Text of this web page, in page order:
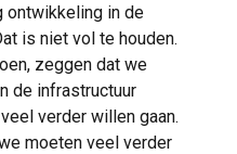
ontwikkeling in de
is niet vol te houden.
zeggen dat we
de infrastructuur
verder willen gaan.
moeten veel verder